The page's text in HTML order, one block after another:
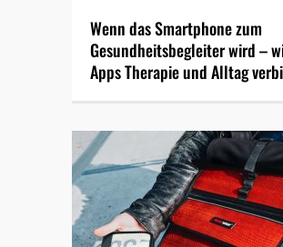
Wenn das Smartphone zum
Gesundheitsbegleiter wird –
Apps Therapie und Alltag